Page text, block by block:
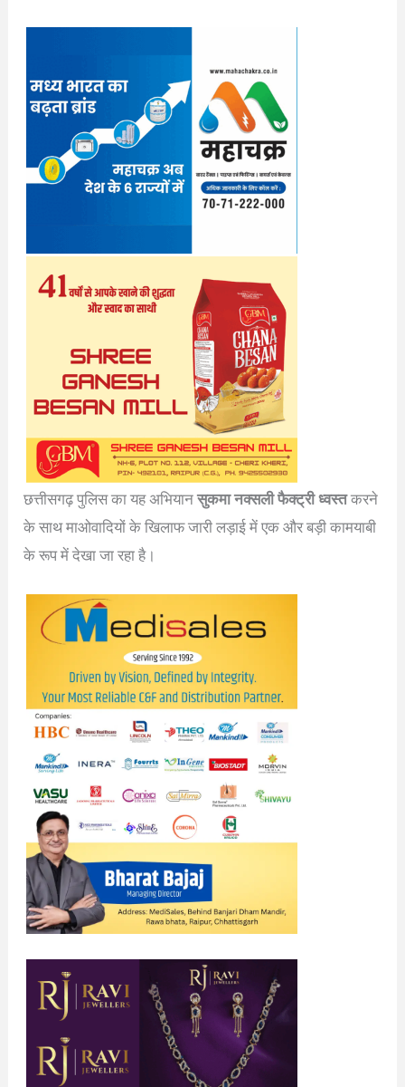
छत्तीसगढ़ पुलिस का यह अभियानसुकमा नक्सली फैक्ट्री ध्वस्तकरने
के साथ माओवादियों के खिलाफ जारी लड़ाई में एक और बड़ी कामयाबी
के रूप में देखा जा रहा है।